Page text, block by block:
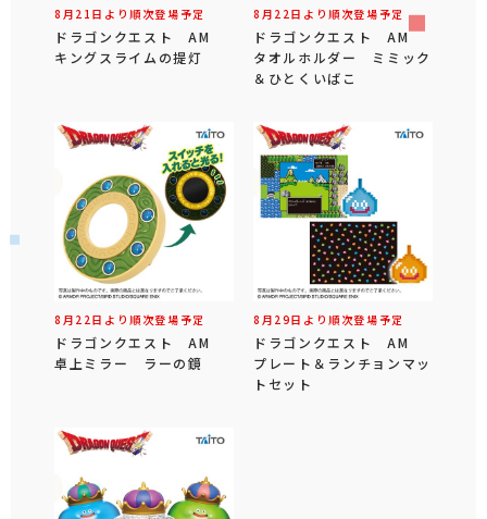
8月21日より順次登場予定
ドラゴンクエスト AM
キングスライムの提灯
8月22日より順次登場予定
ドラゴンクエスト AM
タオルホルダー ミミック
＆ひとくいばこ
8月22日より順次登場予定
ドラゴンクエスト AM
卓上ミラー ラーの鏡
8月29日より順次登場予定
ドラゴンクエスト AM
プレート＆ランチョンマッ
トセット